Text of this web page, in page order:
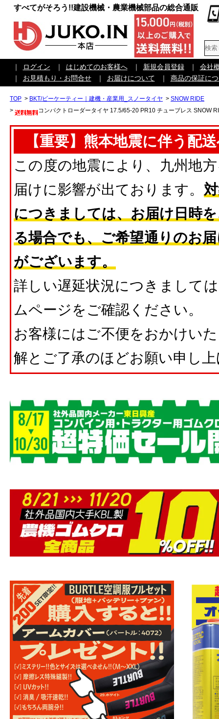
すべてがそろう!!建設機械・農業機械部品の総合通販
｜ ログイン ｜ はじめてのお客様へ ｜ 新規会員登録 ｜
会社
｜
お見積もり・お問合せ ｜ お届けについて ｜ 商品の保証に
TOP > BKT/ビーケーティー｜建機・産業用_スノータイヤ > SNOW RIDE
>
コンパクトローダータイヤ 17.5/65-20 PR10 チューブレス SNOW
【重要】熊本地震に伴う配
この度の地震により、九州地
届けに影響が出ております。
につきましては、お届け日時
る場合でも、ご希望通りのお
がございます。
詳しい遅延状況につきまして
ムページをご確認ください。
お客様にはご不便をおかけい
解とご了承のほどお願い申し